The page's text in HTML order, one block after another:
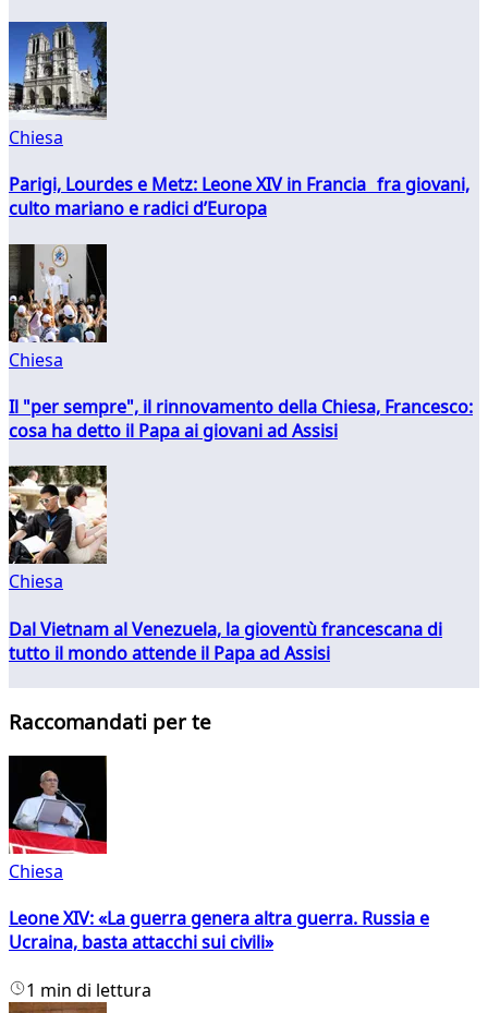
Chiesa
Parigi, Lourdes e Metz: Leone XIV in Francia fra giovani,
culto mariano e radici d’Europa
Chiesa
Il "per sempre", il rinnovamento della Chiesa, Francesco:
cosa ha detto il Papa ai giovani ad Assisi
Chiesa
Dal Vietnam al Venezuela, la gioventù francescana di
tutto il mondo attende il Papa ad Assisi
Raccomandati per te
Chiesa
Leone XIV: «La guerra genera altra guerra. Russia e
Ucraina, basta attacchi sui civili»
1 min di lettura